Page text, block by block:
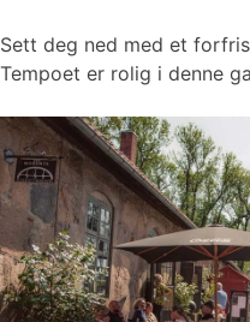
Sett deg ned med et
Tempoet er rolig i denne